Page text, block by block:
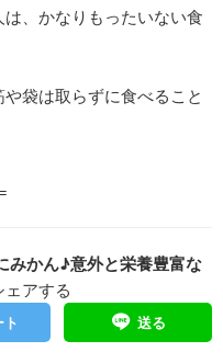
、かなりもったいない食
袋は取らずに食べること
みかん♪意外と栄養豊富な
ェアする
送る